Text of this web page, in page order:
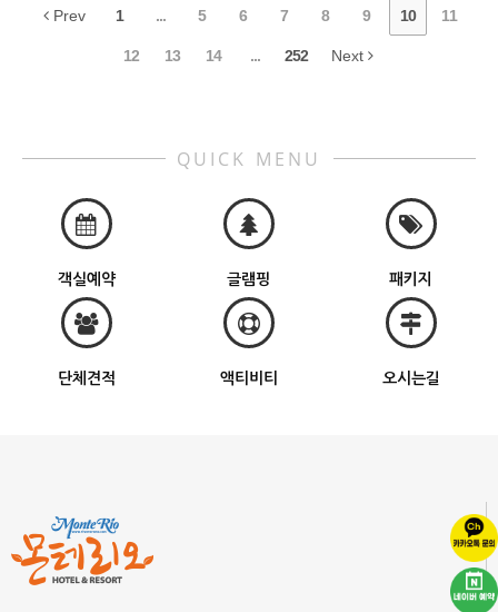
Prev 1 ... 5 6 7 8 9 10 11
12 13 14 ... 252 Next
QUICK MENU
객실예약 글램핑 패키지
단체견적 액티비티 오시는길